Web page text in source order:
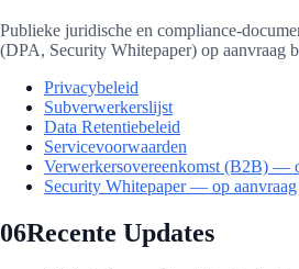
Publieke juridische en compliance-
(DPA, Security Whitepaper) op aanvraag
Privacybeleid
Subverwerkerslijst
Data Retentiebeleid
Servicevoorwaarden
Verwerkersovereenkomst (B2B) —
Security Whitepaper — op aanvraag
06Recente Updates